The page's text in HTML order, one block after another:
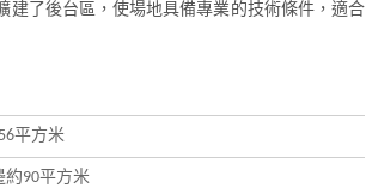
建了後台區，使場地具備專業的技術條件，適合
平方米
約90平方米